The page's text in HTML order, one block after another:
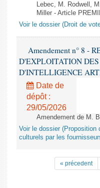
Lebec, M. Rodwell,
Miller - Article
Voir le dossier (Droit de
Amendement n° 8 -
D'EXPLOITATION
D'INTELLIGENCE
Date de
dépôt :
29/05/2026
Amendement de M.
Voir le dossier (Proposition
culturels par les
« précedent